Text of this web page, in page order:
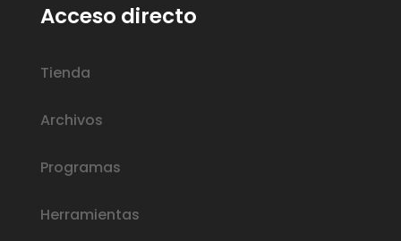
Acceso directo
Tienda
Archivos
Programas
Herramientas